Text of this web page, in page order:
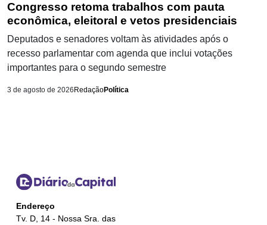
Congresso retoma trabalhos com pauta
econômica, eleitoral e vetos presidenciais
Deputados e senadores voltam às atividades após o
recesso parlamentar com agenda que inclui votações
importantes para o segundo semestre
3 de agosto de 2026 RedaçãoPolítica
Endereço
Tv. D, 14 - Nossa Sra. das